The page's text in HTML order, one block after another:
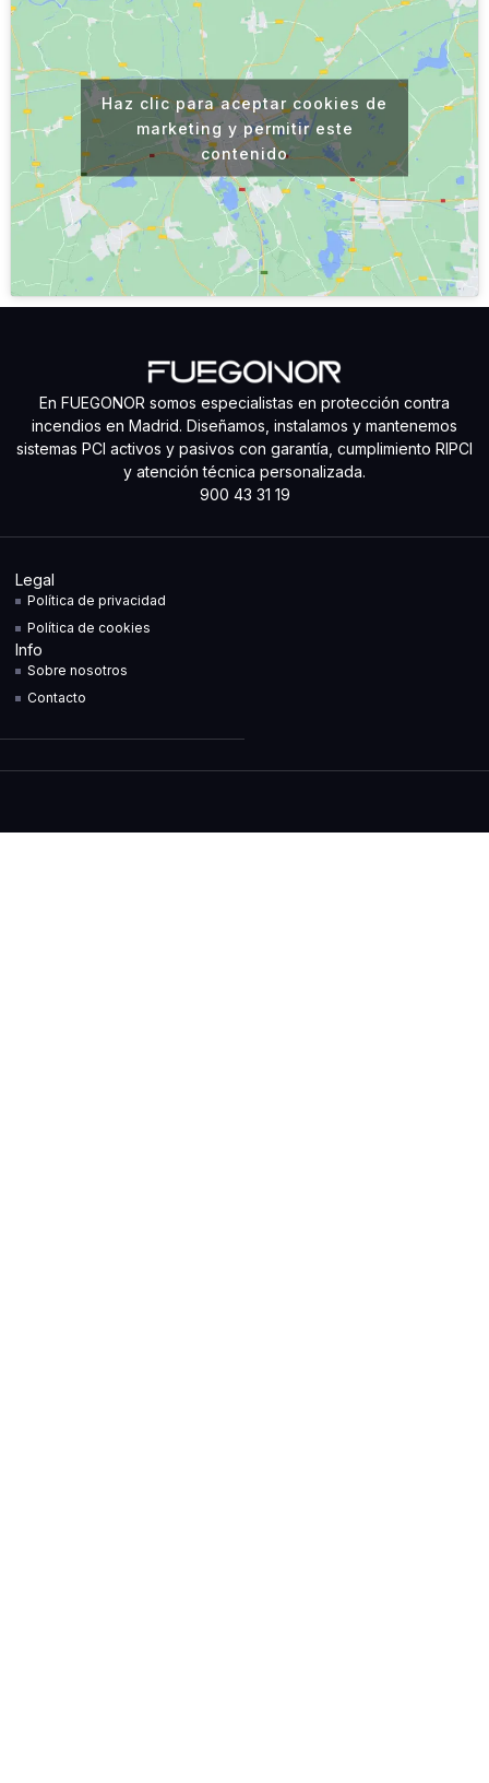
Haz clic para aceptar cookies de
marketing y permitir este
contenido
En FUEGONOR somos especialistas en protección contra
incendios en Madrid. Diseñamos, instalamos y mantenemos
sistemas PCI activos y pasivos con garantía, cumplimiento RIPCI
y atención técnica personalizada.
900 43 31 19
Legal
Política de privacidad
Política de cookies
Info
Sobre nosotros
Contacto